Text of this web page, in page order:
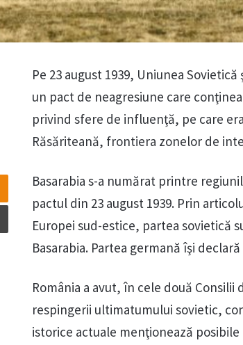
Pe 23 august 1939, Uniunea
un pact de neagresiune care
privind sfere de influenţă, pe care
Răsăriteană, frontiera zonelor de
Basarabia s-a numărat printre
pactul din 23 august 1939. Prin
Europei sud-estice, partea sovietică
Basarabia. Partea germană îşi
România a avut, în cele două
respingerii ultimatumului sovietic,
istorice actuale menţionează
Odnoklassniki
Tipărește